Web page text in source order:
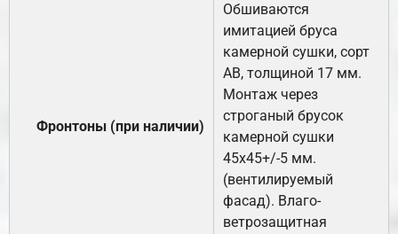
Фронтоны (при наличии)
Обшиваются
имитацией бруса
камерной сушки, сорт
АВ, толщиной 17 мм.
Монтаж через
строганый брусок
камерной сушки
45х45+/-5 мм.
(вентилируемый
фасад). Влаго-
ветрозащитная